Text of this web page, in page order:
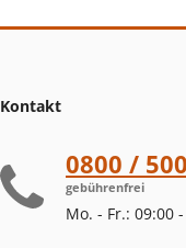
Kontakt
0800 /
gebührenfrei
Mo. - Fr.: 09:00